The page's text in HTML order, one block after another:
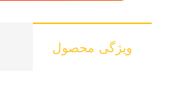
ویژگی محصول